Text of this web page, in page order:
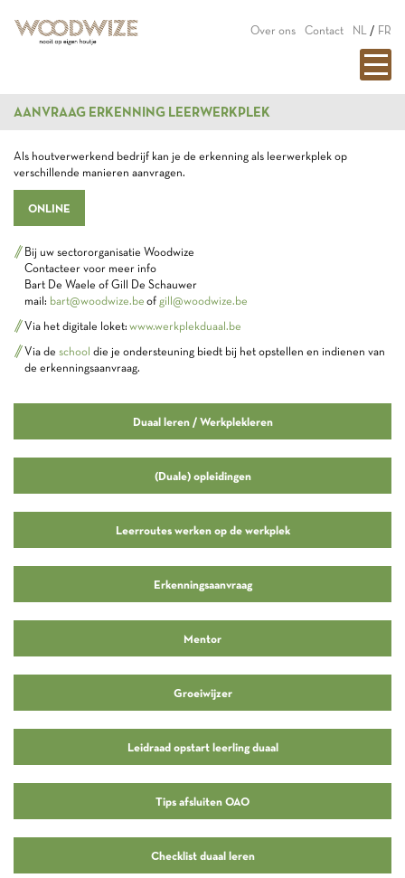
Over ons Contact NL / FR
AANVRAAG ERKENNING LEERWERKPLEK
Als houtverwerkend bedrijf kan je de erkenning als leerwerkplek op
verschillende manieren aanvragen.
ONLINE
Bij uw sectororganisatie Woodwize
Contacteer voor meer info
Bart De Waele of Gill De Schauwer
mail: bart@woodwize.be of gill@woodwize.be
Via het digitale loket: www.werkplekduaal.be
Via de school die je ondersteuning biedt bij het opstellen en indienen van
de erkenningsaanvraag.
Duaal leren / Werkplekleren
(Duale) opleidingen
Leerroutes werken op de werkplek
Erkenningsaanvraag
Mentor
Groeiwijzer
Leidraad opstart leerling duaal
Tips afsluiten OAO
Checklist duaal leren